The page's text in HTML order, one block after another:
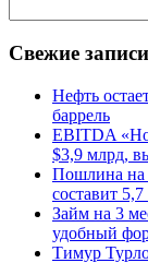
Свежие записи
Нефть
баррель
EBITDA
$3,9 млрд,
Пошлина на
составит
Займ на 3
удобный
Тимур